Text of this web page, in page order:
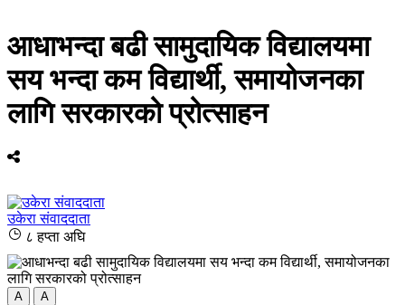
आधाभन्दा बढी सामुदायिक विद्यालयमा
सय भन्दा कम विद्यार्थी, समायोजनका
लागि सरकारको प्रोत्साहन
उकेरा संवाददाता
८ हप्ता अघि
A A